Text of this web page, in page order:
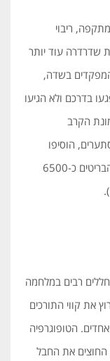
ריבוי
שדרדרה עוד יותר
בשדה,
בדרכם ולא הגיעו
הקרב
הוסיפו
בלבול, מבוכה ואבידות. בסופו של יום, ספגו הבריטים כ-6500
רבים במלחמה
את קווי התורכים
הטופוגרפיה
החוצים את החבל